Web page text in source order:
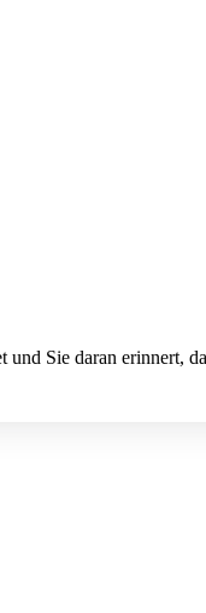
Sie daran erinnert,